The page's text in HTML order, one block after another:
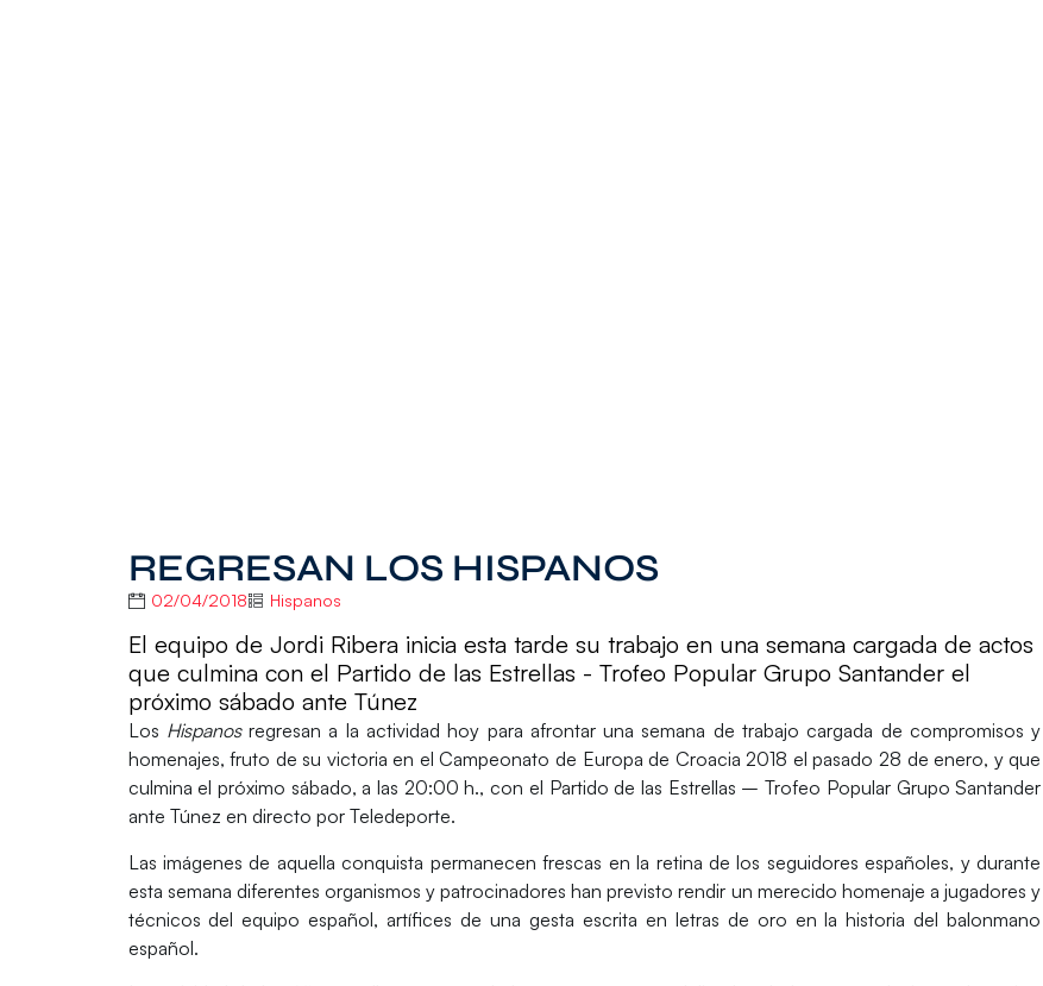
REGRESAN LOS HISPANOS
02/04/2018 Hispanos
El equipo de Jordi Ribera inicia esta tarde su trabajo en una semana cargada de actos
que culmina con el Partido de las Estrellas - Trofeo Popular Grupo Santander el
próximo sábado ante Túnez
Los Hispanosregresan a la actividad hoy para afrontar una semana de trabajo cargada de compromisos y
homenajes, fruto de su victoria en el Campeonato de Europa de Croacia 2018 el pasado 28 de enero, y que
culmina el próximo sábado, a las 20:00 h., con el Partido de las Estrellas – Trofeo Popular Grupo Santander
ante Túnez en directo por Teledeporte.
Las imágenes de aquella conquista permanecen frescas en la retina de los seguidores españoles, y durante
esta semana diferentes organismos y patrocinadores han previsto rendir un merecido homenaje a jugadores y
técnicos del equipo español, artífices de una gesta escrita en letras de oro en la historia del balonmano
español.